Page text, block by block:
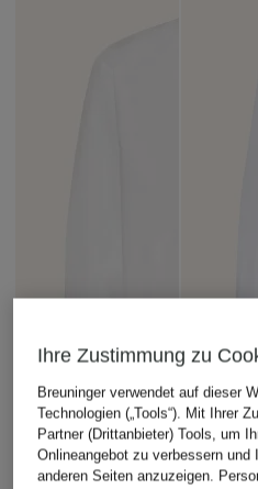
Ihre Zustimmung zu
Breuninger verwendet auf dieser
Technologien („Tools“). Mit Ihrer
Partner (Drittanbieter) Tools, um
Onlineangebot zu verbessern und
anderen Seiten anzuzeigen.